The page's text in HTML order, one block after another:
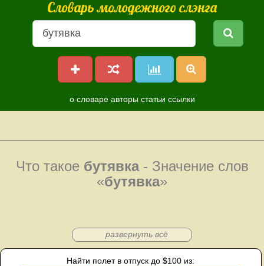
Словарь молодежного слэнга
о словаре авторы статьи ссылки
Что такое бутявка- Значение слов
«бутявка»
развернуть всё
Найти полет в отпуск до $100 из: